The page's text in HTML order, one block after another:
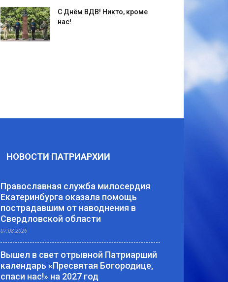
С Днём ВДВ! Никто, кроме
нас!
НОВОСТИ ПАТРИАРХИИ
Православная служба милосердия
Екатеринбурга оказала помощь
пострадавшим от наводнения в
Свердловской области
07.08.2026
Вышел в свет отрывной Патриарший
календарь «Пресвятая Богородице,
спаси нас!» на 2027 год